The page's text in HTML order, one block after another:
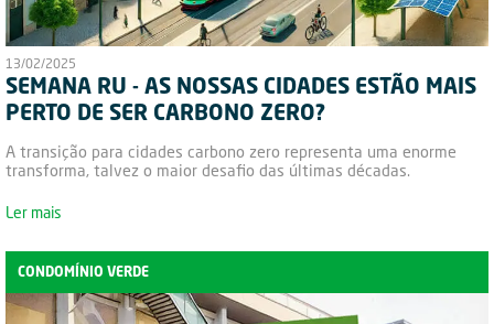
13/02/2025
SEMANA RU - AS NOSSAS CIDADES ESTÃO MAIS
PERTO DE SER CARBONO ZERO?
A transição para cidades carbono zero representa uma enorme
transforma, talvez o maior desafio das últimas décadas.
Ler mais
CONDOMÍNIO VERDE